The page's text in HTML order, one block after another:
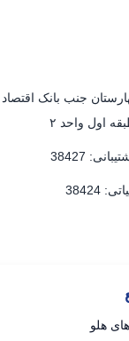
جنب بانک
38427
هلو